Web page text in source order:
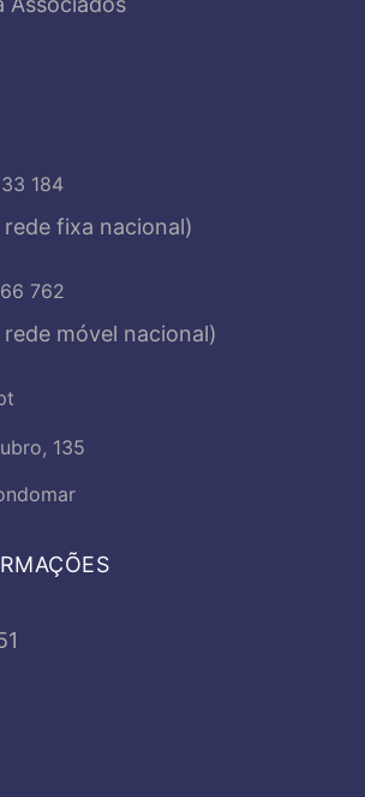
184
fixa nacional)
762
móvel nacional)
135